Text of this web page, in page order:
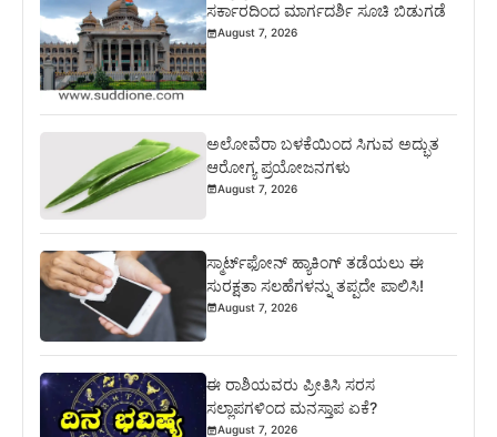
ಸರ್ಕಾರದಿಂದ ಮಾರ್ಗದರ್ಶಿ ಸೂಚಿ ಬಿಡುಗಡೆ
August 7, 2026
ಅಲೋವೆರಾ ಬಳಕೆಯಿಂದ ಸಿಗುವ ಅದ್ಭುತ
ಆರೋಗ್ಯ ಪ್ರಯೋಜನಗಳು
August 7, 2026
ಸ್ಮಾರ್ಟ್‌ಫೋನ್ ಹ್ಯಾಕಿಂಗ್ ತಡೆಯಲು ಈ
ಸುರಕ್ಷತಾ ಸಲಹೆಗಳನ್ನು ತಪ್ಪದೇ ಪಾಲಿಸಿ!
August 7, 2026
ಈ ರಾಶಿಯವರು ಪ್ರೀತಿಸಿ ಸರಸ
ಸಲ್ಲಾಪಗಳಿಂದ ಮನಸ್ತಾಪ ಏಕೆ?
August 7, 2026